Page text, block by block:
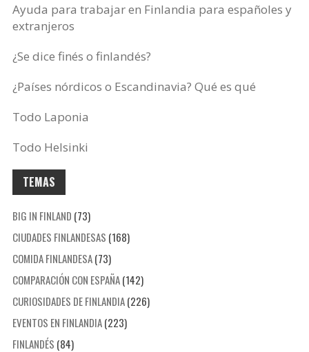
Ayuda para trabajar en Finlandia para españoles y
extranjeros
¿Se dice finés o finlandés?
¿Países nórdicos o Escandinavia? Qué es qué
Todo Laponia
Todo Helsinki
TEMAS
BIG IN FINLAND (73)
CIUDADES FINLANDESAS (168)
COMIDA FINLANDESA(73)
COMPARACIÓN CON ESPAÑA(142)
CURIOSIDADES DE FINLANDIA(226)
EVENTOS EN FINLANDIA(223)
FINLANDÉS (84)